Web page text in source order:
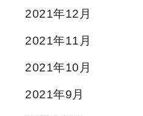
2021年12月
2021年11月
2021年10月
2021年9月